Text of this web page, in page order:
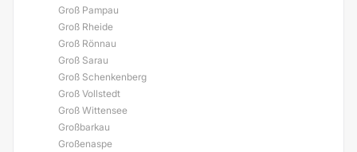
Groß Pampau
Groß Rheide
Groß Rönnau
Groß Sarau
Groß Schenkenberg
Groß Vollstedt
Groß Wittensee
Großbarkau
Großenaspe